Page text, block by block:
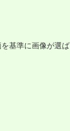
基準に画像が選ば